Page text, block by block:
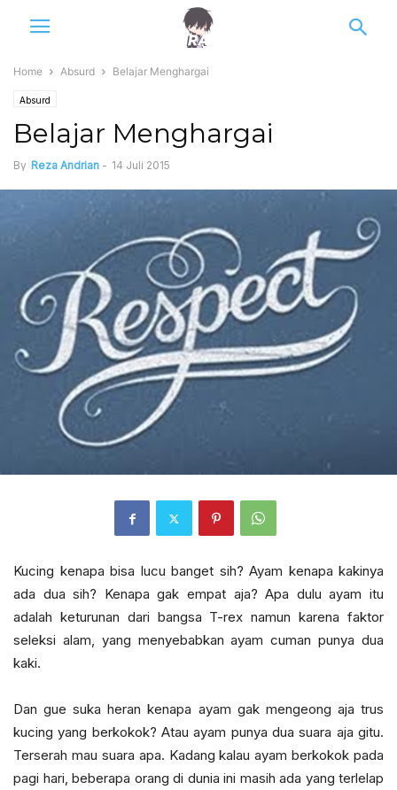
Home Absurd Belajar Menghargai
Absurd
Belajar Menghargai
By Reza Andrian - 14 Juli 2015
Kucing kenapa bisa lucu banget sih? Ayam kenapa kakinya
ada dua sih? Kenapa gak empat aja? Apa dulu ayam itu
adalah keturunan dari bangsa T-rex namun karena faktor
seleksi alam, yang menyebabkan ayam cuman punya dua
kaki.
Dan gue suka heran kenapa ayam gak mengeong aja trus
kucing yang berkokok? Atau ayam punya dua suara aja gitu.
Terserah mau suara apa. Kadang kalau ayam berkokok pada
pagi hari, beberapa orang di dunia ini masih ada yang terlelap